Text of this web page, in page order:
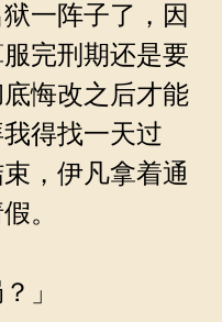
一阵子了，因
完刑期还是要
悔改之后才能
得找一天过
，伊凡拿着通
。
」